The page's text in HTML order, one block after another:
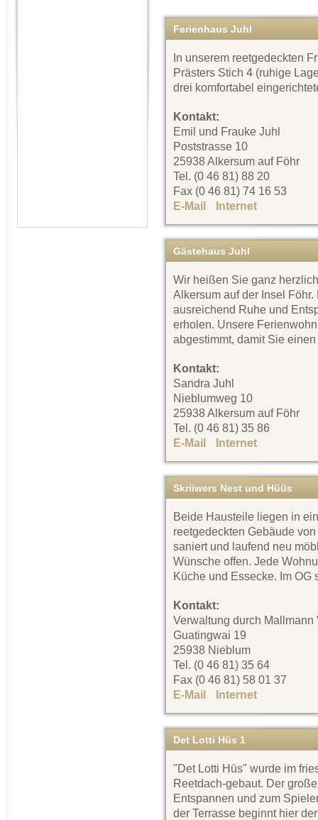
Ferienhaus Juhl
In unserem reetgedeckten
Prästers Stich 4 (ruhige
drei komfortabel
Kontakt:
Emil und Frauke Juhl
Poststrasse 10
25938 Alkersum auf Föhr
Tel. (0 46 81) 88 20
Fax (0 46 81) 74 16 53
E-Mail
Internet
Gästehaus Juhl
Wir heißen Sie ganz
Alkersum auf der Insel
ausreichend Ruhe und
erholen. Unsere
abgestimmt, damit Sie
Kontakt:
Sandra Juhl
Nieblumweg 10
25938 Alkersum auf Föhr
Tel. (0 46 81) 35 86
E-Mail
Internet
Skriiwers Nest und Hüüs
Beide Hausteile liegen in
reetgedeckten Gebäude
saniert und laufend neu
Wünsche offen. Jede
Küche und Essecke. Im OG
Kontakt:
Verwaltung durch Mallmann
Guatingwai 19
25938 Nieblum
Tel. (0 46 81) 35 64
Fax (0 46 81) 58 01 37
E-Mail
Internet
Det Lotti Hüs 1
"Det Lotti Hüs" wurde im
Reetdach-gebaut. Der
Entspannen und zum
der Terrasse beginnt hier